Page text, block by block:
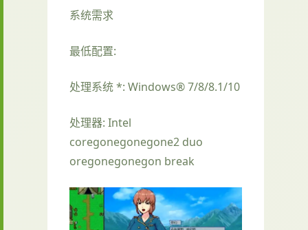
系统需求
最低配置:
处理系统 *: Windows® 7/8/8.1/10
处理器: Intel
coregonegonegone2 duo
oregonegonegon break